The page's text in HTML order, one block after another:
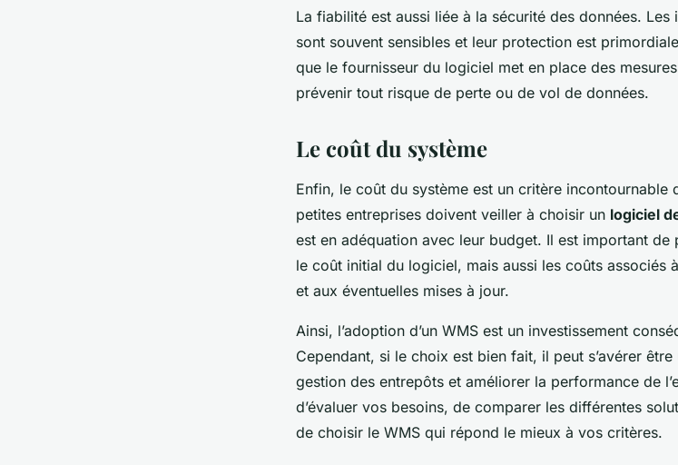
La fiabilité est aussi liée à la sécurité des données.
sont souvent sensibles et leur protection est
que le fournisseur du logiciel met en place des
prévenir tout risque de perte ou de vol de données.
Le coût du système
Enfin, le coût du système est un critère incontournable
petites entreprises doivent veiller à choisir un logiciel
est en adéquation avec leur budget. Il est important de
le coût initial du logiciel, mais aussi les coûts associés
et aux éventuelles mises à jour.
Ainsi, l’adoption d’un WMS est un investissement
Cependant, si le choix est bien fait, il peut s’avérer
gestion des entrepôts et améliorer la performance de
d’évaluer vos besoins, de comparer les différentes
de choisir le WMS qui répond le mieux à vos critères.